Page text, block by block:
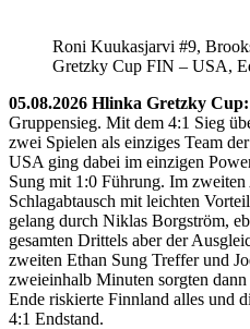
Roni Kuukasjarvi #9,
Gretzky Cup FIN – USA,
05.08.2026 Hlinka Gretzky Cup:
Gruppensieg. Mit dem 4:1 Sieg
zwei Spielen als einziges Team
USA ging dabei im einzigen
Sung mit 1:0 Führung. Im
Schlagabtausch mit leichten
gelang durch Niklas Borgström,
gesamten Drittels aber der
zweiten Ethan Sung Treffer und
zweieinhalb Minuten sorgten
Ende riskierte Finnland alles und
4:1 Endstand.